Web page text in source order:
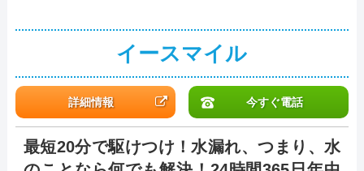
イースマイル
詳細情報 今すぐ電話
最短20分で駆けつけ！水漏れ、つまり、水